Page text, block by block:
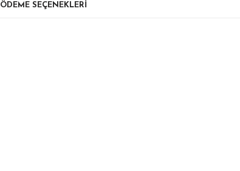
ÖDEME SEÇENEKLERI